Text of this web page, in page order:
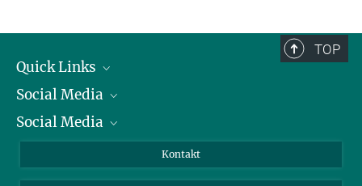
TOP
Quick Links
Präsident
Zahlen und Fakten
Social Media
Bluesky
Social Media
Instagram
Kontakt